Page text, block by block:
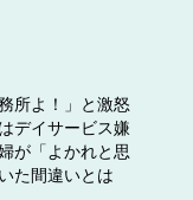
過ぎがオバサンぽ
ポイントカードも
ん持ってしまって
所よ！」と激怒
デイサービス嫌
が「よかれと思
た間違いとは